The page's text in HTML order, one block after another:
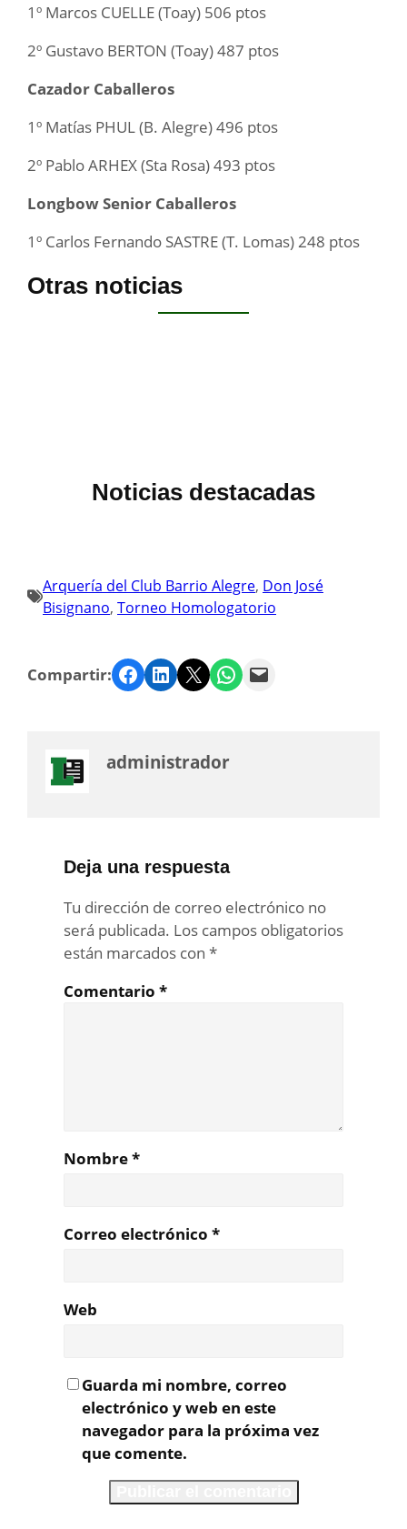
1º Marcos CUELLE (Toay) 506 ptos
2º Gustavo BERTON (Toay) 487 ptos
Cazador Caballeros
1º Matías PHUL (B. Alegre) 496 ptos
2º Pablo ARHEX (Sta Rosa) 493 ptos
Longbow Senior Caballeros
1º Carlos Fernando SASTRE (T. Lomas) 248 ptos
Otras noticias
Noticias destacadas
Arquería del Club Barrio Alegre, Don José
Bisignano, Torneo Homologatorio
Compartir: Facebook LinkedIn Twitter WhatsApp Email
administrador
Deja una respuesta
Tu dirección de correo electrónico no
será publicada. Los campos obligatorios
están marcados con *
Comentario *
Nombre*
Correo electrónico *
Web
Guarda mi nombre, correo
electrónico y web en este
navegador para la próxima vez
que comente.